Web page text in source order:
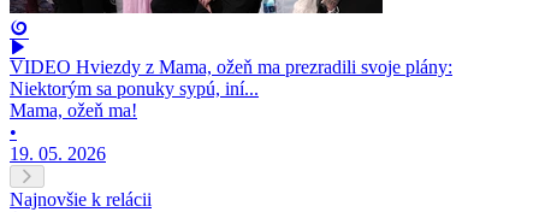
VIDEO Hviezdy z Mama, ožeň ma prezradili svoje plány:
Niektorým sa ponuky sypú, iní...
Mama, ožeň ma!
•
19. 05. 2026
Najnovšie k relácii